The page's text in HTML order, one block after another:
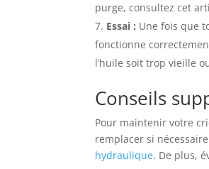
purge, consultez cet
Essai : Une fois que
fonctionne
l’huile soit trop vieille
Conseils
Pour maintenir votre
remplacer si
hydraulique. De plus,